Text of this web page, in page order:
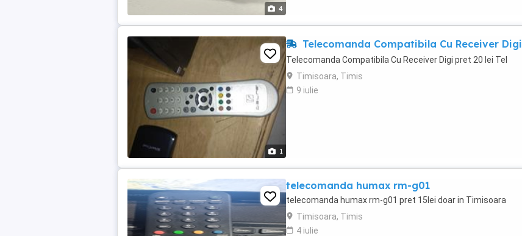
4
1
Telecomanda Compatibila Cu Receiver Digi
Telecomanda Compatibila Cu Receiver Digi pret 20 lei Tel
Timisoara, Timis
9 iulie
telecomanda humax rm-g01
telecomanda humax rm-g01 pret 15lei doar in Timisoara
Timisoara, Timis
4 iulie